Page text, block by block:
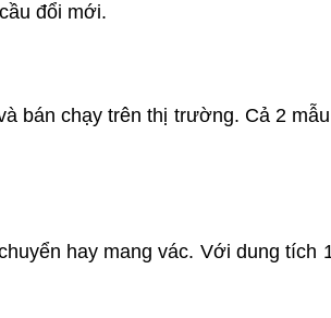
đổi mới.
bán chạy trên thị trường. Cả 2
hay mang vác. Với dung tích